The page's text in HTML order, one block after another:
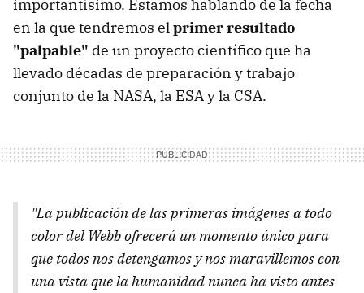
importantísimo. Estamos hablando de la fecha
en la que tendremos elprimer resultado
"palpable" de un proyecto científico que ha
llevado décadas de preparación y trabajo
conjunto de la NASA, la ESA y la CSA.
"La publicación de las primeras imágenes a todo
color del Webb ofrecerá un momento único para
que todos nos detengamos y nos maravillemos con
una vista que la humanidad nunca ha visto antes